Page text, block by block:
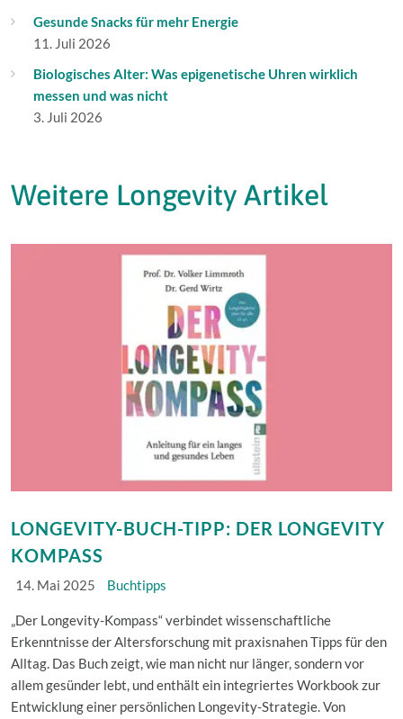
Gesunde Snacks für mehr Energie
11. Juli 2026
Biologisches Alter: Was epigenetische Uhren wirklich
messen und was nicht
3. Juli 2026
Weitere Longevity Artikel
LONGEVITY-BUCH-TIPP: DER LONGEVITY
KOMPASS
14. Mai 2025 Buchtipps
„Der Longevity-Kompass“ verbindet wissenschaftliche
Erkenntnisse der Altersforschung mit praxisnahen Tipps für den
Alltag. Das Buch zeigt, wie man nicht nur länger, sondern vor
allem gesünder lebt, und enthält ein integriertes Workbook zur
Entwicklung einer persönlichen Longevity-Strategie. Von